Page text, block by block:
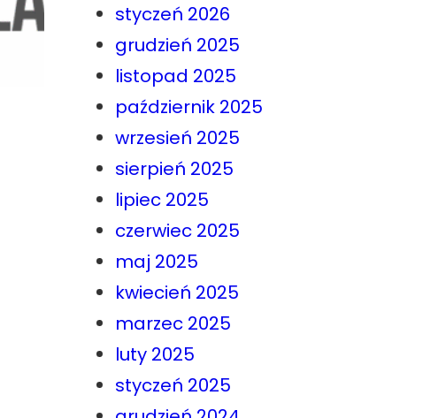
styczeń 2026
grudzień 2025
listopad 2025
październik 2025
wrzesień 2025
sierpień 2025
lipiec 2025
czerwiec 2025
maj 2025
kwiecień 2025
marzec 2025
luty 2025
styczeń 2025